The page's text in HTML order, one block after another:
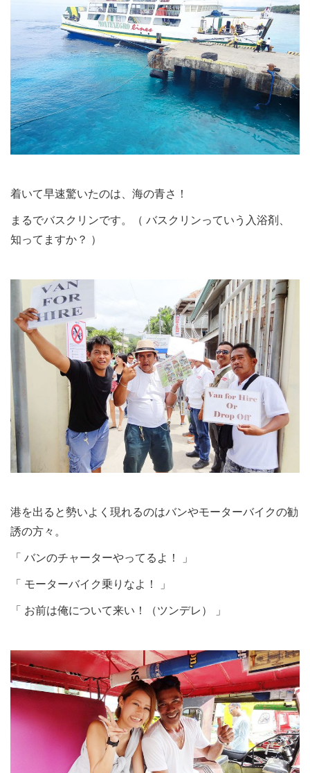
着いて早速驚いたのは、海の青さ！
まるでバスクリンです。（ バスクリンっていう入浴剤、
知ってますか？ ）
港を出ると勢いよく現れるのはバンやモーターバイクの勧
誘の方々。
「 バンのチャーターやってるよ！ 」
「 モーターバイク乗りなよ！ 」
「 お前は俺について来い！（ツンデレ） 」